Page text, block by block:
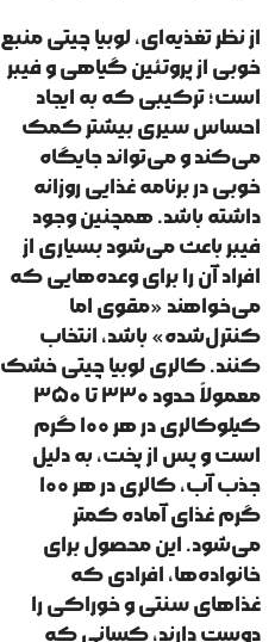
از نظر تغذیه‌ای، لوبیا چیتی منبع
خوبی ازپروتئین گیاهیوفیبر
است؛ ترکیبی که به ایجاد
احساس سیری بیشتر کمک
می‌کند و می‌تواند جایگاه
خوبی در برنامه غذایی روزانه
داشته باشد. همچنین وجود
فیبر باعث می‌شود بسیاری از
افراد آن را برای وعده‌هایی که
می‌خواهند «مقوی اما
کنترل‌شده» باشد، انتخاب
کنند.کالری لوبیا چیتی خشک
معمولاً حدود
۳۳۰ تا ۳۵۰
کیلوکالری در هر ۱۰۰ گرم
است و پس از پخت، به دلیل
جذب آب، کالری در هر ۱۰۰
گرم غذای آماده کمتر
می‌شود. این محصول برای
خانواده‌ها، افرادی که
غذاهای سنتی و خوراکی را
دوست دارند، کسانی که